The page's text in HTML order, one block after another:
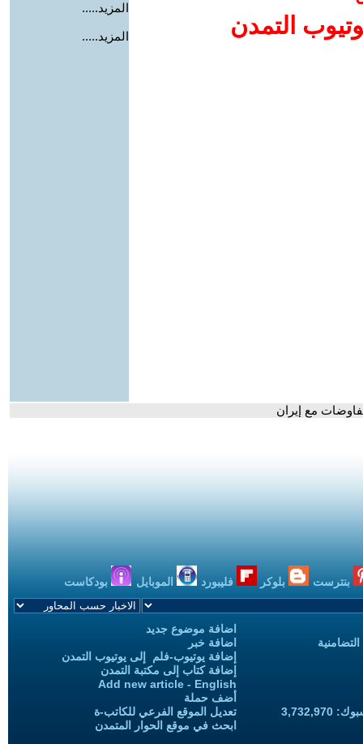
التمدن
المزيد.....
المزيد.....
مع إيران
بنترست بلوكر فليبورد الموبايل بودكاست
اضافة موضوع جديد
اضافة خبر
إضافة يوتيوب-فلم إلى يوتيوب التمدن
إضافة كتاب إلى مكتبة التمدن
Add new article - English
أضف حملة
تعديل الموقع الفرعي للكاتب-ة
ابحث في موقع الحوار المتمدن